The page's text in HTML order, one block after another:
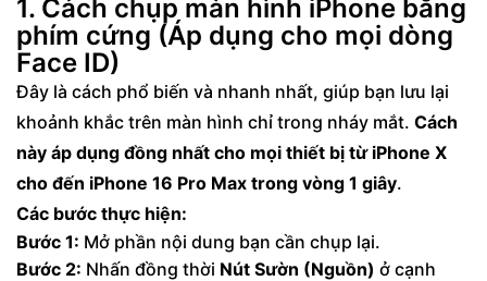
2.2 Sử dụng nút Home ảo (AssistiveTouch)
3. Danh sách các dòng máy iPhone áp dụng
được hướng dẫn chụp ảnh màn hình này
1. Cách chụp màn hình iPhone bằng
phím cứng (Áp dụng cho mọi dòng
Face ID)
Đây là cách phổ biến và nhanh nhất, giúp bạn lưu lại
khoảnh khắc trên màn hình chỉ trong nháy mắt. Cách
này áp dụng đồng nhất cho mọi thiết bị từ iPhone X
cho đến iPhone 16 Pro Max trong vòng 1 giây.
Các bước thực hiện:
Bước 1: Mở phần nội dung bạn cần chụp lại.
Bước 2: Nhấn đồng thời Nút Sườn (Nguồn) ở cạnh